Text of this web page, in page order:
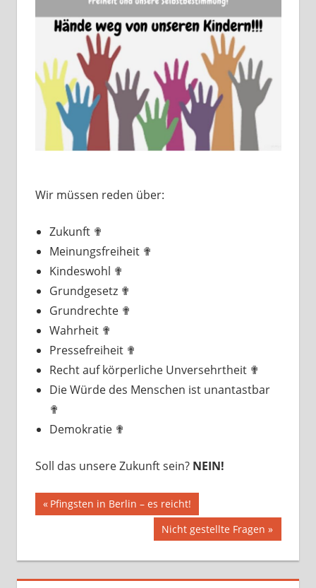
Wir müssen reden über:
Zukunft ✟
Meinungsfreiheit ✟
Kindeswohl ✟
Grundgesetz ✟
Grundrechte ✟
Wahrheit ✟
Pressefreiheit ✟
Recht auf körperliche Unversehrtheit ✟
Die Würde des Menschen ist unantastbar
✟
Demokratie ✟
Soll das unsere Zukunft sein? NEIN!
Beitragsnavigation
Vorheriger
Beitrag:
Pfingsten in Berlin – es reicht!
Nächster
Beitrag:
Nicht gestellte Fragen